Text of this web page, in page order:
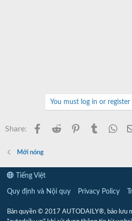
You must log in or
Share: Facebook
Reddit PinterestTumblr
Mới nóng
Tiếng Việt
Quy định và Nội quy Privacy Policy
Bản quyền © 2017 AUTODAILY®, bảo lưu